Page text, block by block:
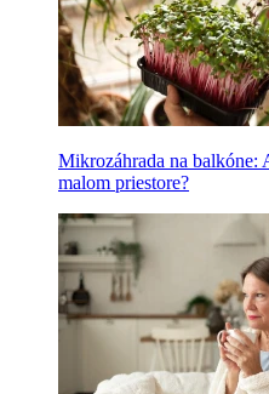
Mikrozáhrada na balkóne:
malom priestore?